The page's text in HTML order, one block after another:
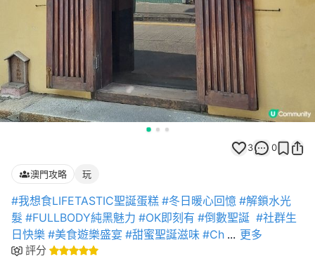
3 0
澳門攻略 玩
#我想食LIFETASTIC聖誕蛋糕 #冬日暖心回憶 #解鎖水光
髮 #FULLBODY純黑魅力 #OK即刻有 #倒數聖誕 #社群生
日快樂 #美食遊樂盛宴 #甜蜜聖誕滋味 #Ch ... 更多
評分